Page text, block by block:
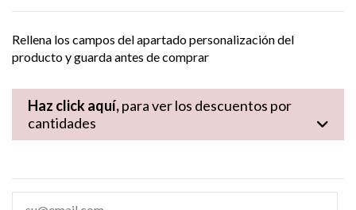
Rellena los campos del apartado personalización del
producto y guarda antes de comprar
Haz click aquí,para ver los descuentos por
cantidades